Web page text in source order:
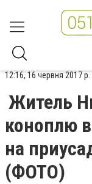
12:16, 16 червня 2017 р.
Житель
коноплю
на
(ФОТО)